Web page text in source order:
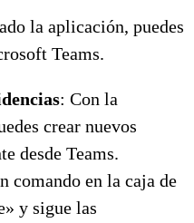
la aplicación, puedes
Teams.
: Con la
crear nuevos
desde Teams.
comando en la caja de
y sigue las